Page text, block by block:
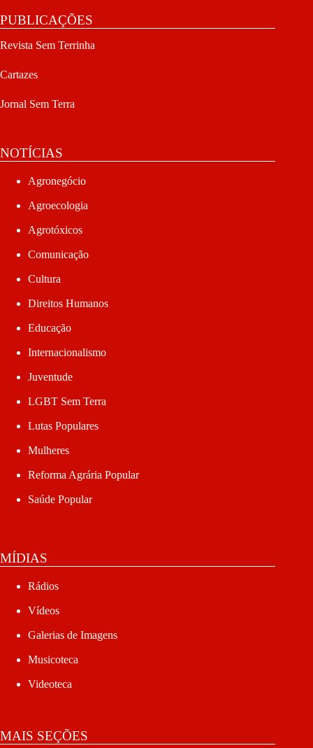
PUBLICAÇÕES
Revista Sem Terrinha
Cartazes
Jornal Sem Terra
NOTÍCIAS
Agronegócio
Agroecologia
Agrotóxicos
Comunicação
Cultura
Direitos Humanos
Educação
Internacionalismo
Juventude
LGBT Sem Terra
Lutas Populares
Mulheres
Reforma Agrária Popular
Saúde Popular
MÍDIAS
Rádios
Vídeos
Galerias de Imagens
Musicoteca
Videoteca
MAIS SEÇÕES